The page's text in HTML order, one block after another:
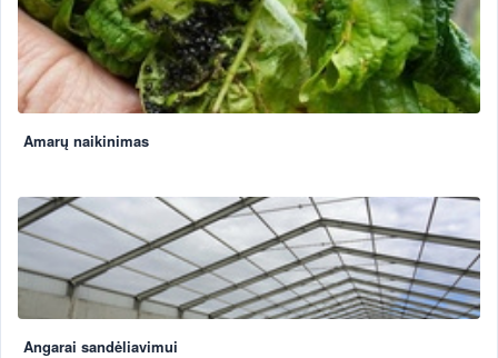
Amarų naikinimas
Angarai sandėliavimui